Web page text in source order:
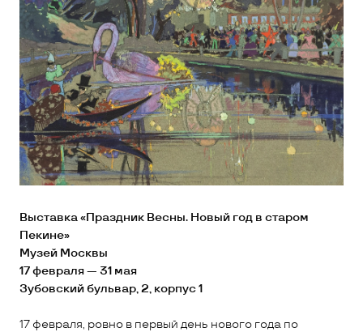
Выставка «Праздник Весны. Новый год в старом
Пекине»
Музей Москвы
17 февраля — 31 мая
Зубовский бульвар, 2, корпус 1
17 февраля, ровно в первый день нового года по